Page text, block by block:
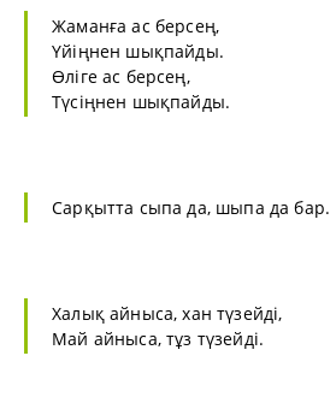
Жаманға ас берсең,
Үйіңнен шықпайды.
Өліге ас берсең,
Түсіңнен шықпайды.
Сарқытта сыпа да, шыпа да бар.
Халық айныса, хан түзейді,
Май айныса, тұз түзейді.